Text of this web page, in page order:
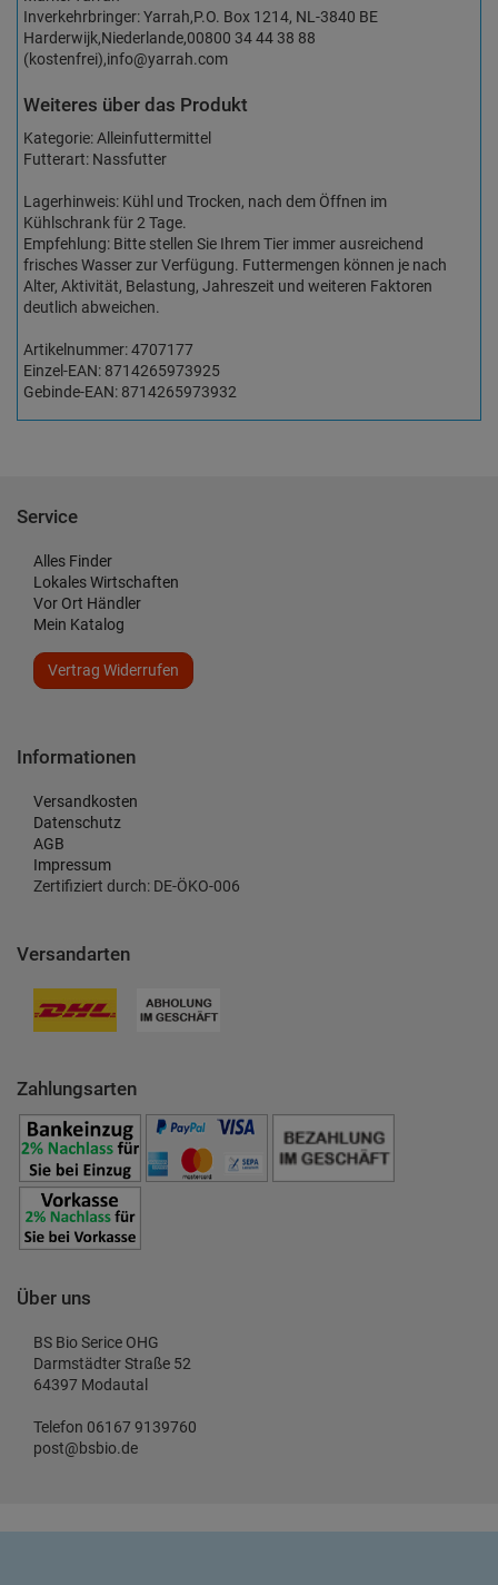
Inverkehrbringer: Yarrah,P.O. Box 1214, NL-3840 BE
Harderwijk,Niederlande,00800 34 44 38 88
(kostenfrei),info@yarrah.com
Weiteres über das Produkt
Kategorie: Alleinfuttermittel
Futterart: Nassfutter
Lagerhinweis: Kühl und Trocken, nach dem Öffnen im
Kühlschrank für 2 Tage.
Empfehlung: Bitte stellen Sie Ihrem Tier immer ausreichend
frisches Wasser zur Verfügung. Futtermengen können je nach
Alter, Aktivität, Belastung, Jahreszeit und weiteren Faktoren
deutlich abweichen.
Artikelnummer: 4707177
Einzel-EAN: 8714265973925
Gebinde-EAN: 8714265973932
Service
Alles Finder
Lokales Wirtschaften
Vor Ort Händler
Mein Katalog
Vertrag Widerrufen
Informationen
Versandkosten
Datenschutz
AGB
Impressum
Zertifiziert durch: DE-ÖKO-006
Versandarten
Zahlungsarten
Über uns
BS Bio Serice OHG
Darmstädter Straße 52
64397 Modautal
Telefon 06167 9139760
post@bsbio.de